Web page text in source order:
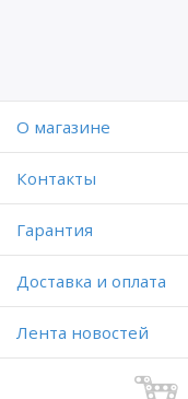
O магазине
Контакты
Гарантия
Доставка и оплата
Лента новостей